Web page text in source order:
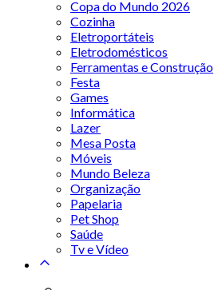
Copa do Mundo 2026
Cozinha
Eletroportáteis
Eletrodomésticos
Ferramentas e Construção
Festa
Games
Informática
Lazer
Mesa Posta
Móveis
Mundo Beleza
Organização
Papelaria
Pet Shop
Saúde
Tv e Vídeo